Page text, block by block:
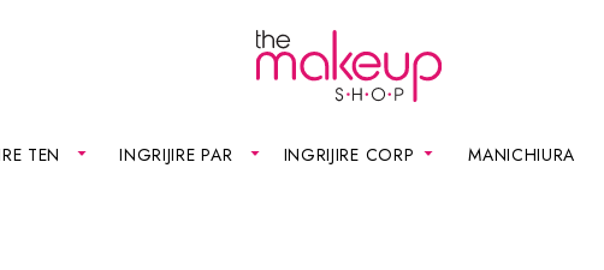
TEN INGRIJIRE PAR INGRIJIRE CORP MANICHIURA